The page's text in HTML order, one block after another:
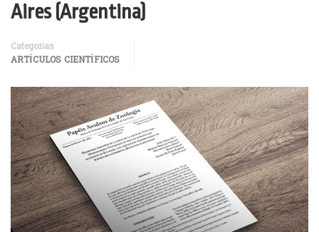
Aires (Argentina)
Categorías
ARTÍCULOS CIENTÍFICOS